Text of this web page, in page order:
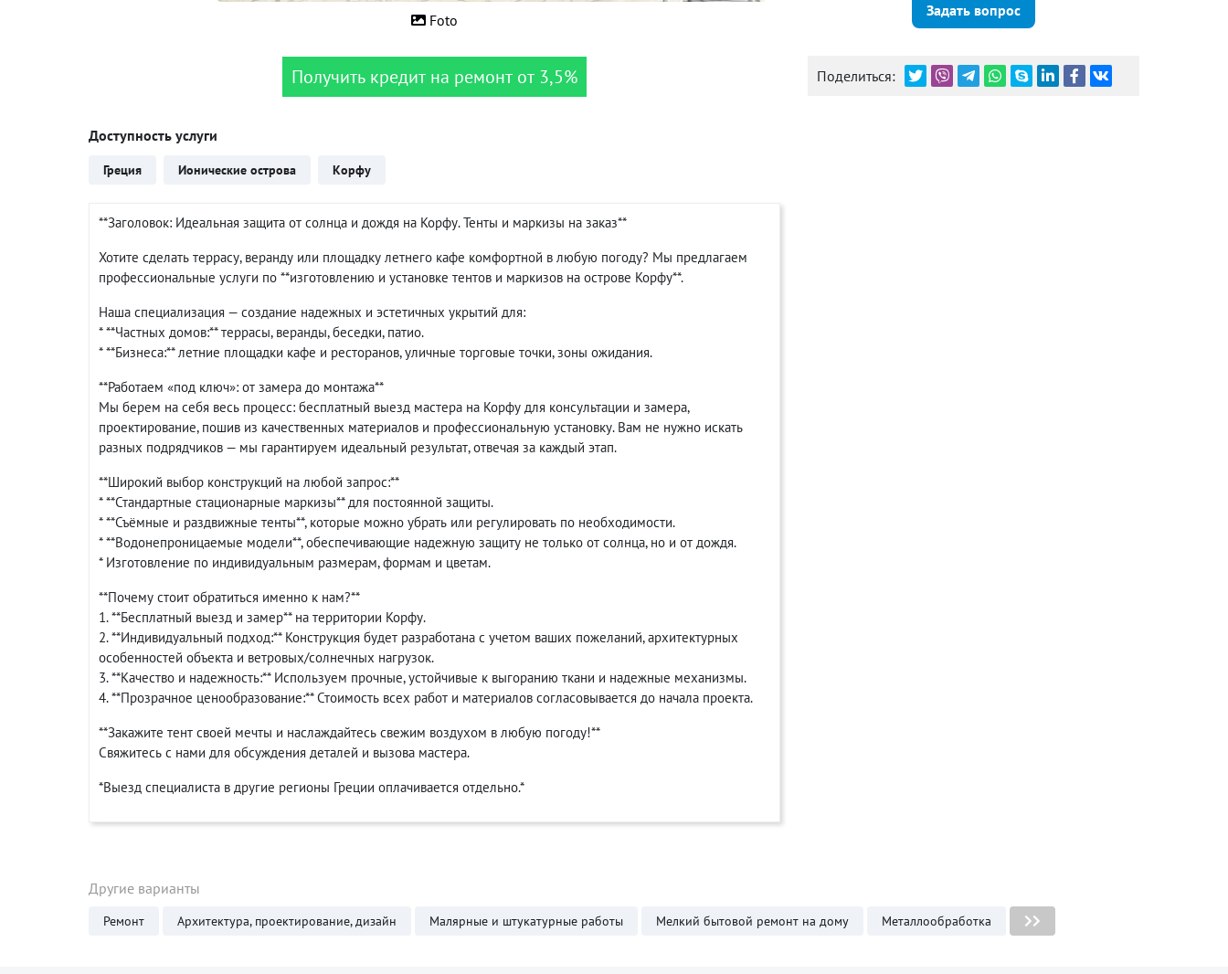
Foto
Получить кредит на ремонт от 3,5%
Доступность услуги
Греция Ионические острова Корфу
**Заголовок: Идеальная защита от солнца и дождя на Корфу. Тенты и маркизы на заказ**
Хотите сделать террасу, веранду или площадку летнего кафе комфортной в любую погоду? Мы предлагаем
профессиональные услуги по **изготовлению и установке тентов и маркизов на острове Корфу**.
Наша специализация — создание надежных и эстетичных укрытий для:
* **Частных домов:** террасы, веранды, беседки, патио.
* **Бизнеса:** летние площадки кафе и ресторанов, уличные торговые точки, зоны ожидания.
**Работаем «под ключ»: от замера до монтажа**
Мы берем на себя весь процесс: бесплатный выезд мастера на Корфу для консультации и замера,
проектирование, пошив из качественных материалов и профессиональную установку. Вам не нужно искать
разных подрядчиков — мы гарантируем идеальный результат, отвечая за каждый этап.
**Широкий выбор конструкций на любой запрос:**
* **Стандартные стационарные маркизы** для постоянной защиты.
* **Съёмные и раздвижные тенты**, которые можно убрать или регулировать по необходимости.
* **Водонепроницаемые модели**, обеспечивающие надежную защиту не только от солнца, но и от дождя.
* Изготовление по индивидуальным размерам, формам и цветам.
**Почему стоит обратиться именно к нам?**
1. **Бесплатный выезд и замер** на территории Корфу.
2. **Индивидуальный подход:** Конструкция будет разработана с учетом ваших пожеланий, архитектурных
особенностей объекта и ветровых/солнечных нагрузок.
3. **Качество и надежность:** Используем прочные, устойчивые к выгоранию ткани и надежные механизмы.
4. **Прозрачное ценообразование:** Стоимость всех работ и материалов согласовывается до начала проекта.
**Закажите тент своей мечты и наслаждайтесь свежим воздухом в любую погоду!**
Свяжитесь с нами для обсуждения деталей и вызова мастера.
*Выезд специалиста в другие регионы Греции оплачивается отдельно.*
Задать вопрос
Поделиться:
Другие варианты
Ремонт Архитектура, проектирование, дизайн Малярные и штукатурные работы Мелкий бытовой ремонт на дому Металлообработка